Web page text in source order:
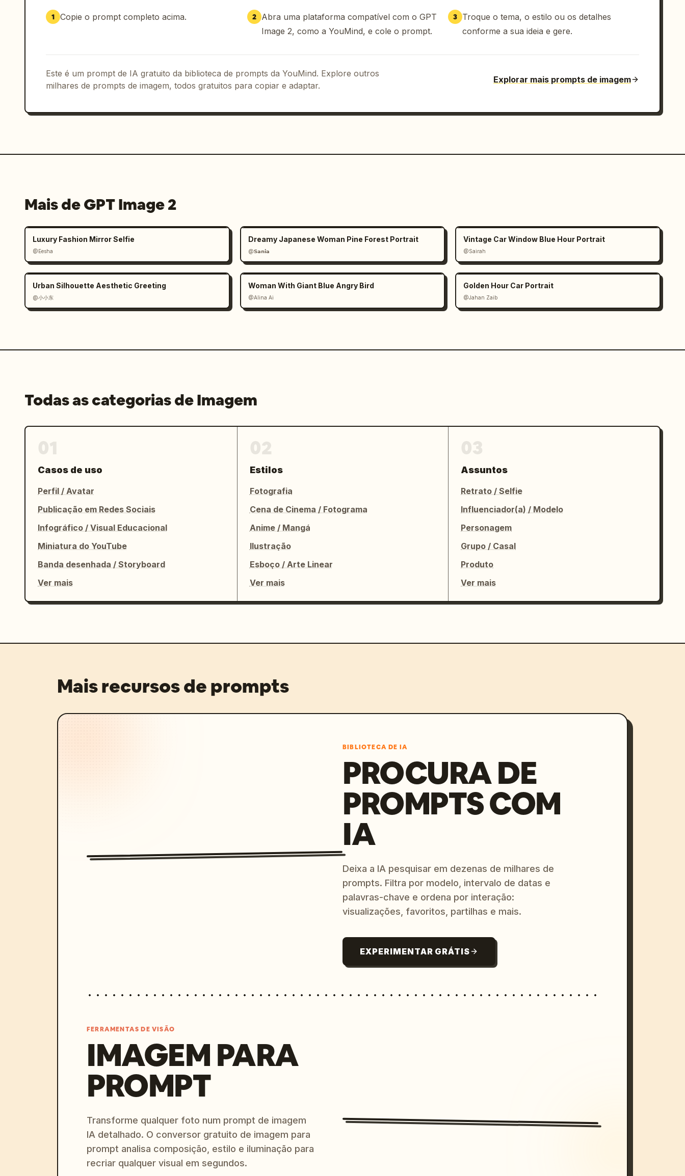
1 Copie o prompt completo acima. 2 Abra uma plataforma compatível com o GPT
Image 2, como a YouMind, e cole o prompt.
3
Troque o tema, o estilo ou os detalhes
conforme a sua ideia e gere.
Este é um prompt de IA gratuito da biblioteca de prompts da YouMind. Explore outros
milhares de prompts de imagem, todos gratuitos para copiar e adaptar.
Explorar mais prompts de imagem
Mais de GPT Image 2
Luxury Fashion Mirror Selfie
@Eesha
Dreamy Japanese Woman Pine Forest Portrait
@𝗦𝗮𝗻𝗶𝗮
Vintage Car Window Blue Hour Portrait
@Sairah
Urban Silhouette Aesthetic Greeting
@小小东
Woman With Giant Blue Angry Bird
@Alina Ai
Golden Hour Car Portrait
@Jahan Zaib
Todas as categorias de Imagem
Casos de uso
Perfil / Avatar
Publicação em Redes Sociais
Infográfico / Visual Educacional
Miniatura do YouTube
Banda desenhada / Storyboard
Ver mais
Estilos
Fotografia
Cena de Cinema / Fotograma
Anime / Mangá
Ilustração
Esboço / Arte Linear
Ver mais
Assuntos
Retrato / Selfie
Influenciador(a) / Modelo
Personagem
Grupo / Casal
Produto
Ver mais
Mais recursos de prompts
BIBLIOTECA DE IA
PROCURA DE
PROMPTS COM
IA
Deixa a IA pesquisar em dezenas de milhares de
prompts. Filtra por modelo, intervalo de datas e
palavras-chave e ordena por interação:
visualizações, favoritos, partilhas e mais.
EXPERIMENTAR GRÁTIS
FERRAMENTAS DE VISÃO
IMAGEM PARA
PROMPT
Transforme qualquer foto num prompt de imagem
IA detalhado. O conversor gratuito de imagem para
prompt analisa composição, estilo e iluminação para
recriar qualquer visual em segundos.